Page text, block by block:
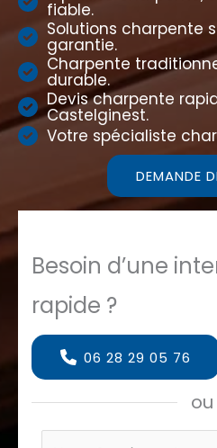
fiable.
Solutions charpente
garantie.
Charpente
durable.
Devis charpente
Castelginest.
Votre spécialiste
DEMANDE
Besoin d’une
rapide ?
06 28 29 05 76
ou
Formulaire